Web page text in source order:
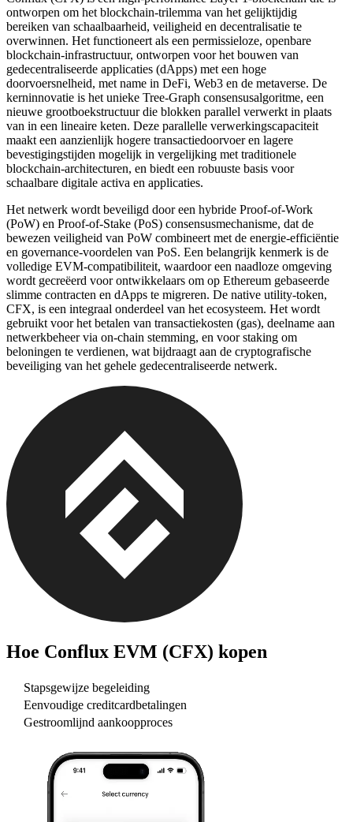
ontworpen om het blockchain-trilemma van het gelijktijdig
bereiken van schaalbaarheid, veiligheid en decentralisatie te
overwinnen. Het functioneert als een permissieloze, openbare
blockchain-infrastructuur, ontworpen voor het bouwen van
gedecentraliseerde applicaties (dApps) met een hoge
doorvoersnelheid, met name in DeFi, Web3 en de metaverse. De
kerninnovatie is het unieke Tree-Graph consensusalgoritme, een
nieuwe grootboekstructuur die blokken parallel verwerkt in plaats
van in een lineaire keten. Deze parallelle verwerkingscapaciteit
maakt een aanzienlijk hogere transactiedoorvoer en lagere
bevestigingstijden mogelijk in vergelijking met traditionele
blockchain-architecturen, en biedt een robuuste basis voor
schaalbare digitale activa en applicaties.
Het netwerk wordt beveiligd door een hybride Proof-of-Work
(PoW) en Proof-of-Stake (PoS) consensusmechanisme, dat de
bewezen veiligheid van PoW combineert met de energie-efficiëntie
en governance-voordelen van PoS. Een belangrijk kenmerk is de
volledige EVM-compatibiliteit, waardoor een naadloze omgeving
wordt gecreëerd voor ontwikkelaars om op Ethereum gebaseerde
slimme contracten en dApps te migreren. De native utility-token,
CFX, is een integraal onderdeel van het ecosysteem. Het wordt
gebruikt voor het betalen van transactiekosten (gas), deelname aan
netwerkbeheer via on-chain stemming, en voor staking om
beloningen te verdienen, wat bijdraagt aan de cryptografische
beveiliging van het gehele gedecentraliseerde netwerk.
Hoe Conflux EVM (CFX) kopen
Stapsgewijze begeleiding
Eenvoudige creditcardbetalingen
Gestroomlijnd aankoopproces